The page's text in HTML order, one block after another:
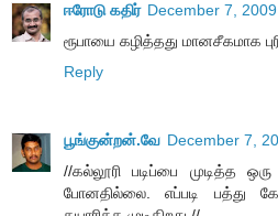
ஈரோடு கதிர் December 7,
ரூபாயை கழித்தது மானசீகமாக
Reply
பூங்குன்றன்.வே December 7,
//கல்லூரி படிப்பை முடித்த
போனதில்லை. எப்படி பத்து